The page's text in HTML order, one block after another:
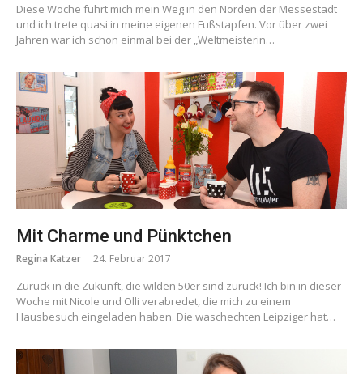
Diese Woche führt mich mein Weg in den Norden der Messestadt
und ich trete quasi in meine eigenen Fußstapfen. Vor über zwei
Jahren war ich schon einmal bei der „Weltmeisterin…
Mit Charme und Pünktchen
Regina Katzer 24. Februar 2017
Zurück in die Zukunft, die wilden 50er sind zurück! Ich bin in dieser
Woche mit Nicole und Olli verabredet, die mich zu einem
Hausbesuch eingeladen haben. Die waschechten Leipziger hat…